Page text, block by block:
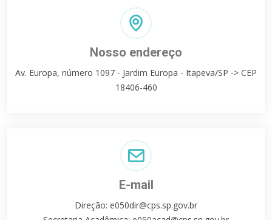
Nosso endereço
Av. Europa, número 1097 - Jardim Europa - Itapeva/SP -> CEP
18406-460
E-mail
Direção: e050dir@cps.sp.gov.br